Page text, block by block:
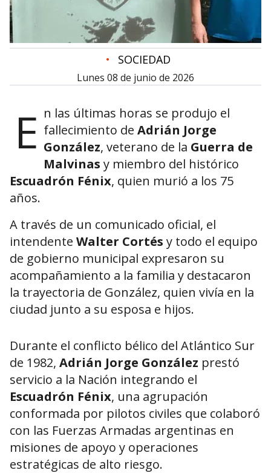
• SOCIEDAD
lunes 08 de junio de 2026
E n las últimas horas se produjo el
fallecimiento de Adrián Jorge
González, veterano de la Guerra de
Malvinas y miembro del histórico
Escuadrón Fénix, quien murió a los 75
años.
A través de un comunicado oficial, el
intendente Walter Cortés y todo el equipo
de gobierno municipal expresaron su
acompañamiento a la familia y destacaron
la trayectoria de González, quien vivía en la
ciudad junto a su esposa e hijos.
Durante el conflicto bélico del Atlántico Sur
de 1982, Adrián Jorge González prestó
servicio a la Nación integrando el
Escuadrón Fénix, una agrupación
conformada por pilotos civiles que colaboró
con las Fuerzas Armadas argentinas en
misiones de apoyo y operaciones
estratégicas de alto riesgo.